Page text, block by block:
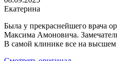
Екатерина
Была у прекраснейшего врача
Максима Амоновича.
В самой клинике все на